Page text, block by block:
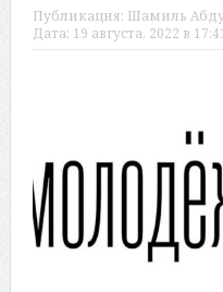
Публикация: Шамиль
Дата: 19 августа, 2022 в